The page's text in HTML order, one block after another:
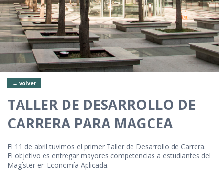
← volver
TALLER DE DESARROLLO DE
CARRERA PARA MAGCEA
El 11 de abril tuvimos el primer Taller de Desarrollo de Carrera.
El objetivo es entregar mayores competencias a estudiantes del
Magíster en Economía Aplicada.